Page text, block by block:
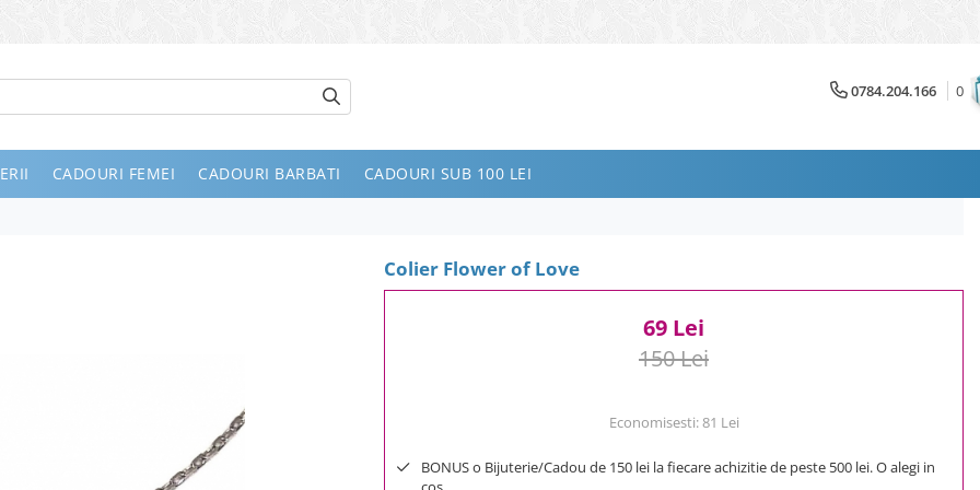
0784.204.166 0
CADOURI FEMEI CADOURI BARBATI CADOURI SUB 100 LEI
Colier Flower of Love
69 Lei
150 Lei
Economisesti:81 Lei
BONUS o Bijuterie/Cadou de 150 lei la fiecare achizitie de peste 500 lei. O alegi in